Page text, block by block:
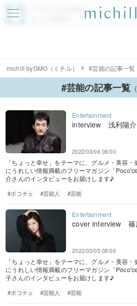
アプリでmichillが
michill byGMO（ミチル） #芸能の記事一覧
#芸能の記事一覧
interview 浅利陽介
2022/03/06 08:00
「ちょっと幸せ」をテーマに、グルメ・美容
にうれしい情報満載のフリーマガジン「
介さんのインタビューをお届けします♪
#ポコチェ #芸能人 #芸能
cover interview 篠
2022/03/05 08:00
「ちょっと幸せ」をテーマに、グルメ・美容
にうれしい情報満載のフリーマガジン「
子さんのインタビューをお届けします♪
#ポコチェ #芸能人 #芸能